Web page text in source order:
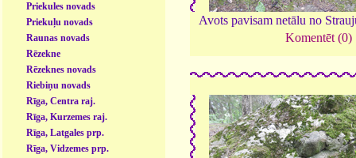
Priekules novads
Priekuļu novads
Raunas novads
Rēzekne
Rēzeknes novads
Riebiņu novads
Rīga, Centra raj.
Rīga, Kurzemes raj.
Rīga, Latgales prp.
Rīga, Vidzemes prp.
Avots pavisam netālu no
Komentēt (0)